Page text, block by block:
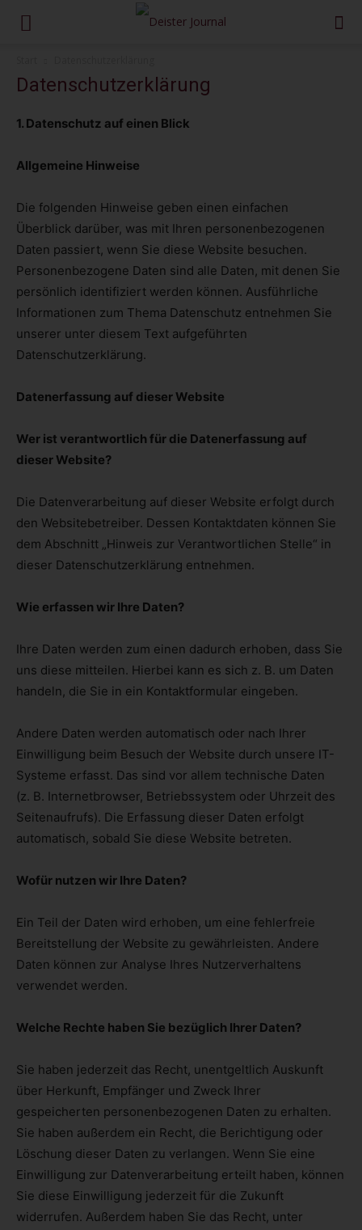
Datenschutzerklärung
1. Datenschutz auf einen Blick
Allgemeine Hinweise
Die folgenden Hinweise geben einen einfachen
Überblick darüber, was mit Ihren personenbezogenen
Daten passiert, wenn Sie diese Website besuchen.
Personenbezogene Daten sind alle Daten, mit denen Sie
persönlich identifiziert werden können. Ausführliche
Informationen zum Thema Datenschutz entnehmen Sie
unserer unter diesem Text aufgeführten
Datenschutzerklärung.
Datenerfassung auf dieser Website
Wer ist verantwortlich für die Datenerfassung auf
dieser Website?
Die Datenverarbeitung auf dieser Website erfolgt durch
den Websitebetreiber. Dessen Kontaktdaten können Sie
dem Abschnitt „Hinweis zur Verantwortlichen Stelle“ in
dieser Datenschutzerklärung entnehmen.
Wie erfassen wir Ihre Daten?
Ihre Daten werden zum einen dadurch erhoben, dass Sie
uns diese mitteilen. Hierbei kann es sich z. B. um Daten
handeln, die Sie in ein Kontaktformular eingeben.
Andere Daten werden automatisch oder nach Ihrer
Einwilligung beim Besuch der Website durch unsere IT-
Systeme erfasst. Das sind vor allem technische Daten
(z. B. Internetbrowser, Betriebssystem oder Uhrzeit des
Seitenaufrufs). Die Erfassung dieser Daten erfolgt
automatisch, sobald Sie diese Website betreten.
Wofür nutzen wir Ihre Daten?
Ein Teil der Daten wird erhoben, um eine fehlerfreie
Bereitstellung der Website zu gewährleisten. Andere
Daten können zur Analyse Ihres Nutzerverhaltens
verwendet werden.
Welche Rechte haben Sie bezüglich Ihrer Daten?
Sie haben jederzeit das Recht, unentgeltlich Auskunft
über Herkunft, Empfänger und Zweck Ihrer
gespeicherten personenbezogenen Daten zu erhalten.
Sie haben außerdem ein Recht, die Berichtigung oder
Löschung dieser Daten zu verlangen. Wenn Sie eine
Einwilligung zur Datenverarbeitung erteilt haben, können
Sie diese Einwilligung jederzeit für die Zukunft
widerrufen. Außerdem haben Sie das Recht, unter